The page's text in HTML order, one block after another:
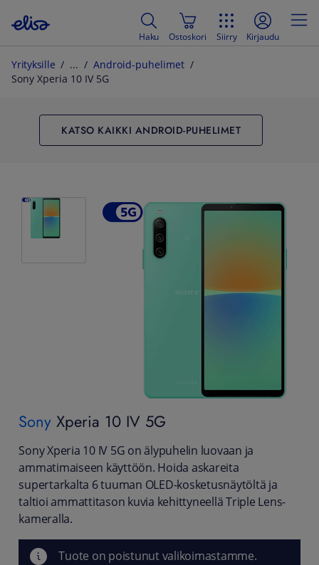
Haku Ostoskori Siirry Kirjaudu
Yrityksille
Android-puhelimet
Sony Xperia 10 IV 5G
KATSO KAIKKI ANDROID-PUHELIMET
Sony Xperia 10 IV 5G
Sony Xperia 10 IV 5G on älypuhelin luovaan ja
ammatimaiseen käyttöön. Hoida askareita
supertarkalta 6 tuuman OLED-kosketusnäytöltä ja
taltioi ammattitason kuvia kehittyneellä Triple Lens-
kameralla.
Tuote on poistunut valikoimastamme.